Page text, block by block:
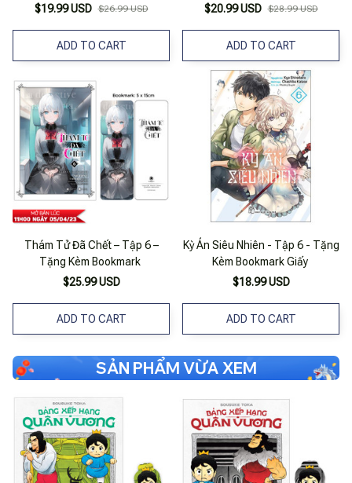
$19.99 USD $26.99 USD
ADD TO CART
$20.99 USD $28.99 USD
ADD TO CART
Thám Tử Đã Chết – Tập 6 –
Tặng Kèm Bookmark
$25.99 USD
ADD TO CART
Kỳ Án Siêu Nhiên - Tập 6 - Tặng
Kèm Bookmark Giấy
$18.99 USD
ADD TO CART
SẢN PHẨM VỪA XEM